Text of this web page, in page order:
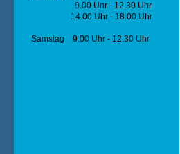
9.00 Unr - 12.30 Uhr
14.00 Uhr - 18.00 Uhr
Samstag 9.00 Uhr - 12.30 Uhr